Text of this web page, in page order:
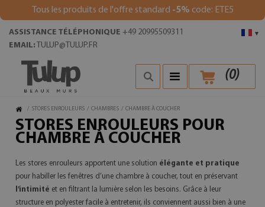
Tous les produits de l'offre standard -5% code: ETE5
▾
ASSISTANCE TÉLÉPHONIQUE +49 20995509311
EMAIL: TULUP@TULUP.FR
(0)
/ STORES ENROULEURS / CHAMBRES / CHAMBRE À COUCHER
STORES ENROULEURS POUR
CHAMBRE À COUCHER
Les stores enrouleurs apportent une solution élégante et pratique
pour habiller les fenêtres d’une chambre à coucher, tout en préservant
l’intimité et en filtrant la lumière selon les besoins. Grâce à leur
structure en polyester facile à entretenir, ils conviennent aussi bien à une